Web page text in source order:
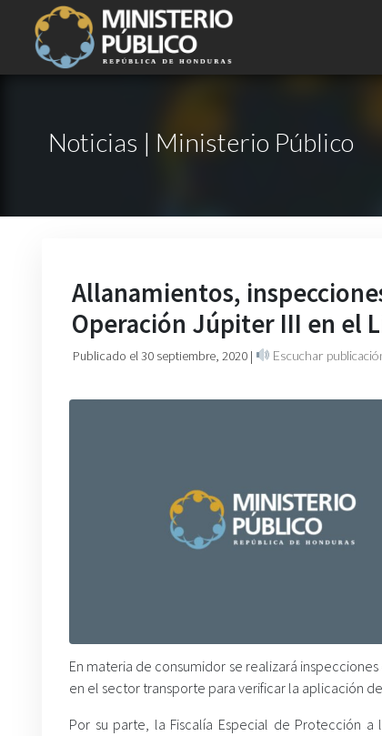
Noticias | Ministerio Público
Allanamientos,
Operación Júpiter III en el
Publicado el 30 septiembre, 2020 | Escuchar
En materia de consumidor se realizará
en el sector transporte para verificar la aplicación
Por su parte, la Fiscalía Especial de Protección